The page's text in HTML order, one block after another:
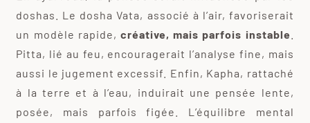
doshas. Le dosha Vata, associé à l’air, favoriserait
un modèle rapide, créative, mais parfois instable
Pitta, lié au feu, encouragerait l’analyse fine, mais
aussi le jugement excessif. Enfin, Kapha, rattaché
à la terre et à l’eau, induirait une pensée lente,
posée, mais parfois figée. L’équilibre mental